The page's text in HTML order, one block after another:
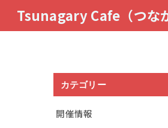
Tsunagary Cafe（つな
カテゴリー
開催情報